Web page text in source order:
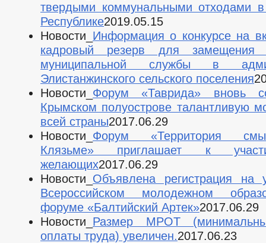
твердыми коммунальными отходами в
Республике2019.05.15
Новости_ Информация о конкурсе на
кадровый резерв для замещения
муниципальной службы в
Элистанжинского сельского поселения
Новости_ Форум «Таврида» вновь
Крымском полуострове талантливую
всей страны2017.06.29
Новости_ Форум «Территория
Клязьме» приглашает к
желающих2017.06.29
Новости_ Объявлена регистрация на
Всероссийском молодежном
форуме «Балтийский Артек»2017.06.29
Новости_ Размер МРОТ
оплаты труда) увеличен.2017.06.23